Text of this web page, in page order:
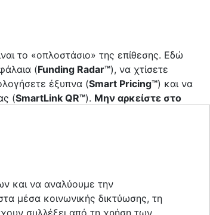
το «οπλοστάσιο» της επίθεσης. Εδώ
(Funding Radar™), να χτίσετε
έξυπνα (Smart Pricing™) και να
(SmartLink QR™). Μην αρκείστε στο
και να αναλύουμε την
μέσα κοινωνικής δικτύωσης, τη
συλλέξει από τη χρήση των